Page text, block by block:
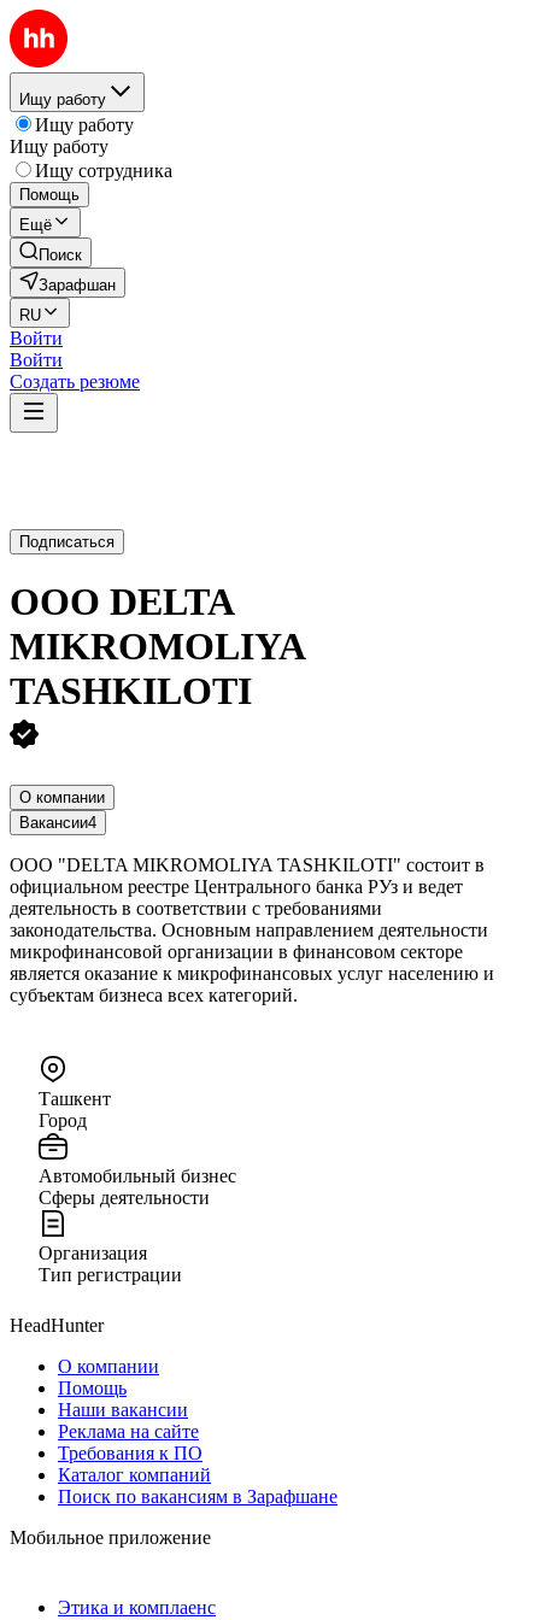
Ищу работу
Ищу работу
Ищу работу
Ищу сотрудника
Помощь
Ещё
Поиск
Зарафшан
RU
Войти
Войти
Создать резюме
Подписаться
ООО DELTA
MIKROMOLIYA
TASHKILOTI
О компании
Вакансии4
ООО "DELTA MIKROMOLIYA TASHKILOTI" состоит в
официальном реестре Центрального банка РУз и ведет
деятельность в соответствии с требованиями
законодательства. Основным направлением деятельности
микрофинансовой организации в финансовом секторе
является оказание к микрофинансовых услуг населению и
субъектам бизнеса всех категорий.
Ташкент
Город
Автомобильный бизнес
Сферы деятельности
Организация
Тип регистрации
HeadHunter
О компании
Помощь
Наши вакансии
Реклама на сайте
Требования к ПО
Каталог компаний
Поиск по вакансиям в Зарафшане
Мобильное приложение
Этика и комплаенс